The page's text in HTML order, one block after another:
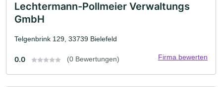
Lechtermann-Pollmeier Verwaltungs
GmbH
Telgenbrink 129, 33739 Bielefeld
0.0 (0 Bewertungen) Firma bewerten